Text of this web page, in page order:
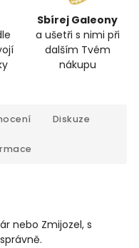
Sbírej Galeony
a ušetři s nimi při
dalším Tvém
nákupu
Diskuze
nebo Zmijozel, s